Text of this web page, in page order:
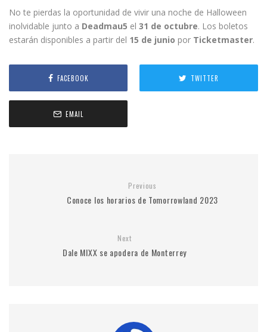
No te pierdas la oportunidad de vivir una noche de Halloween
inolvidable junto a Deadmau5 el 31 de octubre. Los boletos
estarán disponibles a partir del 15 de junio por Ticketmaster.
FACEBOOK TWITTER
EMAIL
Previous
Conoce los horarios de Tomorrowland 2023
Next
Dale MIXX se apodera de Monterrey